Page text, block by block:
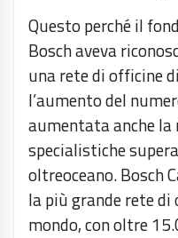
Questo perché il
Bosch aveva
una rete di officine
l’aumento del
aumentata anche
specialistiche
oltreoceano. Bosch
la più grande rete
mondo, con oltre